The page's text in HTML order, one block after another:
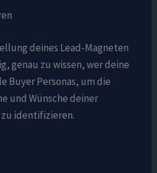
deines Lead-Magneten
genau zu wissen, wer deine
Buyer Personas, um die
und Wünsche deiner
identifizieren.